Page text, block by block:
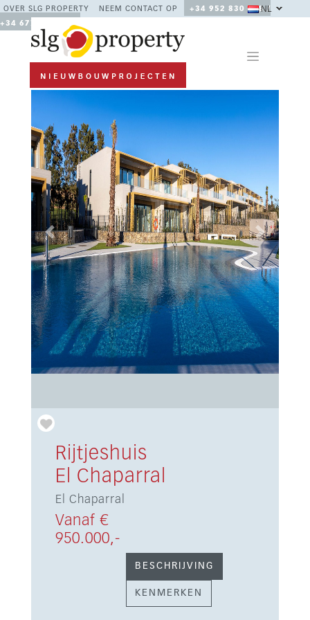
OVER SLG PROPERTY NEEM CONTACT OP
+34 952 830 378 /
+34 677 670 480
NL
Previous Next
Rijtjeshuis
El Chaparral
El Chaparral
Vanaf €
950.000,-
BESCHRIJVING
KENMERKEN